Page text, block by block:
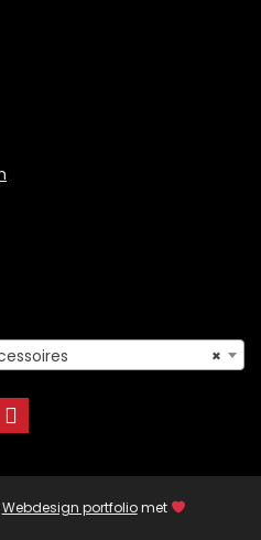
×
Webdesign portfoliomet